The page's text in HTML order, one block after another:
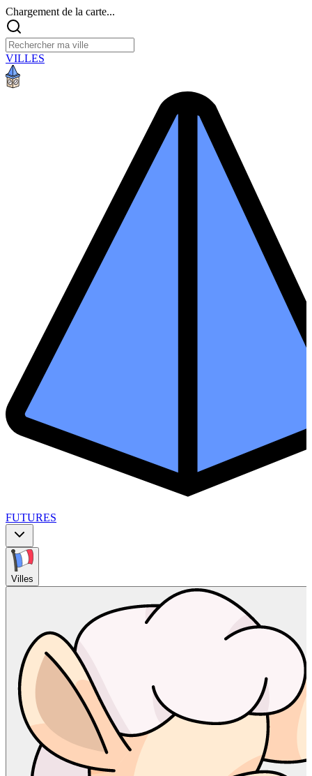
Chargement de la carte...
VILLES
FUTURES
Villes